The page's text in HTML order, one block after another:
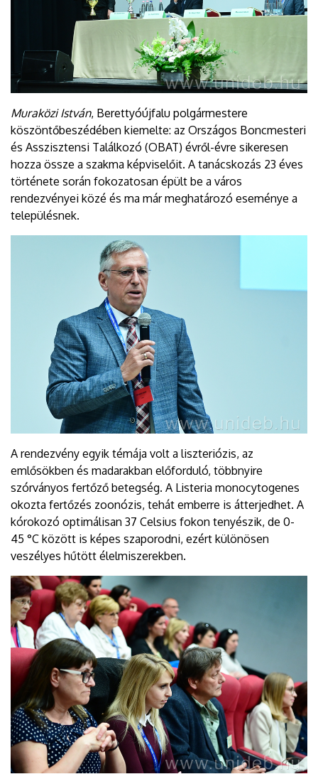
Muraközi István, Berettyóújfalu polgármestere
köszöntőbeszédében kiemelte: az Országos Boncmesteri
és Asszisztensi Találkozó (OBAT) évről-évre sikeresen
hozza össze a szakma képviselőit. A tanácskozás 23 éves
története során fokozatosan épült be a város
rendezvényei közé és ma már meghatározó eseménye a
településnek.
A rendezvény egyik témája volt a liszteriózis, az
emlősökben és madarakban előforduló, többnyire
szórványos fertőző betegség. A Listeria monocytogenes
okozta fertőzés zoonózis, tehát emberre is átterjedhet. A
kórokozó optimálisan 37 Celsius fokon tenyészik, de 0-
45 °C között is képes szaporodni, ezért különösen
veszélyes hűtött élelmiszerekben.